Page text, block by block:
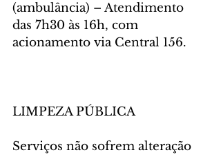
(ambulância) – Atendimento
das 7h30 às 16h, com
acionamento via Central 156.
LIMPEZA PÚBLICA
Serviços não sofrem alteração